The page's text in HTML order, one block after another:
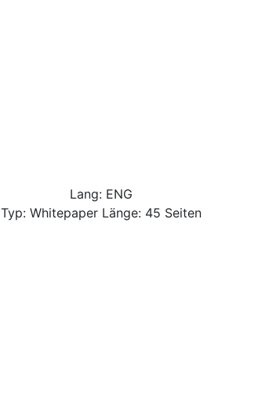
Lang: ENG
Typ: Whitepaper Länge: 45 Seiten